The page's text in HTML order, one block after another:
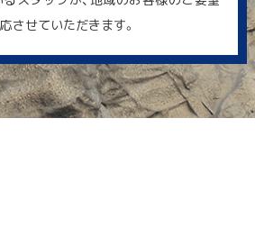
させていただきます。